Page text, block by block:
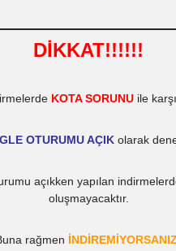
DİKKAT!!!!!!
KOTA SORUNUile
OTURUMU AÇIK olarak
açıkken yapılan
oluşmayacaktır.
rağmen